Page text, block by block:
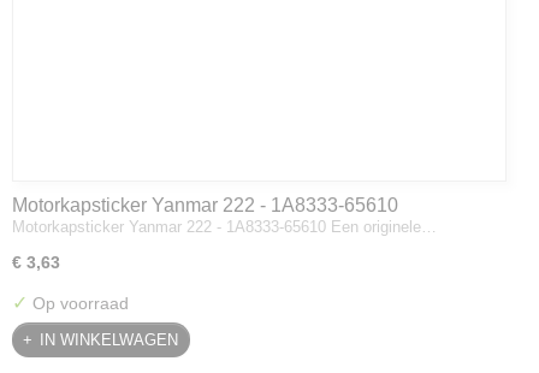
Motorkapsticker Yanmar 222 - 1A8333-65610
Motorkapsticker Yanmar 222 - 1A8333-65610 Een originele…
€ 3,63
✓ Op voorraad
IN WINKELWAGEN